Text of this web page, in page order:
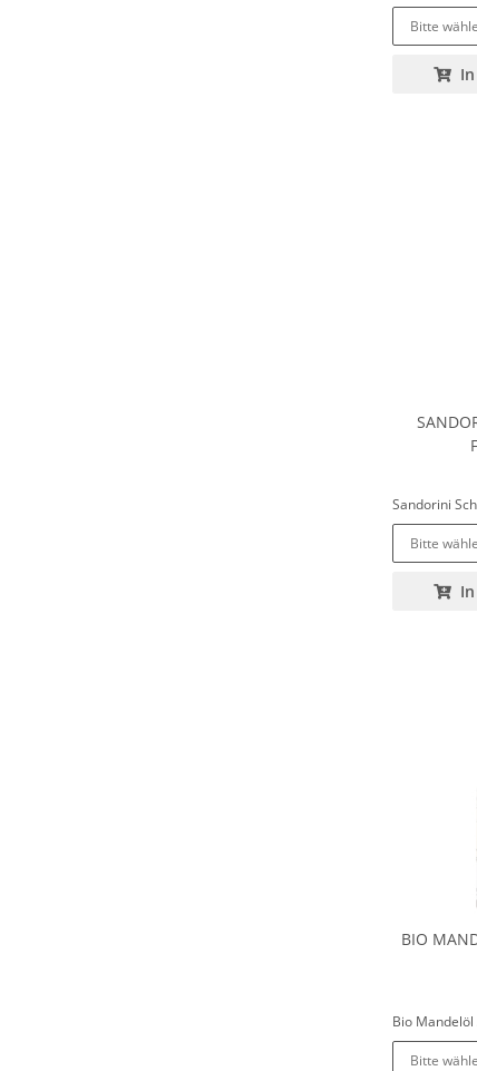
Bitte
Sandorini
Bitte
BIO
Bio
Bitte